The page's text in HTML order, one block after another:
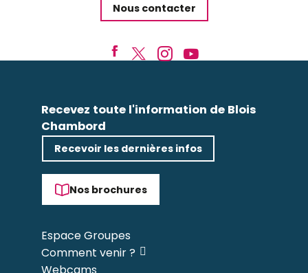
Nous contacter
Recevez toute l'information de Blois
Chambord
Recevoir les dernières infos
Nos brochures
Espace Groupes
Comment venir ?
Webcams